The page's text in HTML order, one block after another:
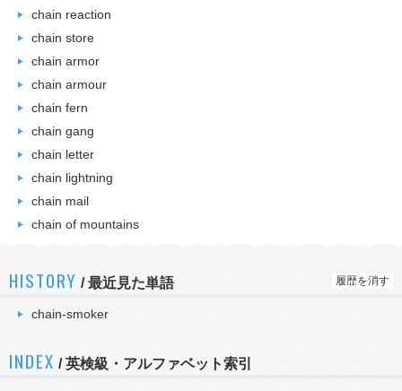
chain reaction
chain store
chain armor
chain armour
chain fern
chain gang
chain letter
chain lightning
chain mail
chain of mountains
HISTORY /最近見た単語 履歴を消す
chain-smoker
INDEX / 英検級・アルファベット索引